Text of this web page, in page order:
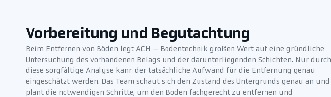
Vorbereitung und Begutachtung
Beim Entfernen von Böden legt ACH – Bodentechnik großen Wert auf eine gründliche
Untersuchung des vorhandenen Belags und der darunterliegenden Schichten. Nur durch
diese sorgfältige Analyse kann der tatsächliche Aufwand für die Entfernung genau
eingeschätzt werden. Das Team schaut sich den Zustand des Untergrunds genau an und
plant die notwendigen Schritte, um den Boden fachgerecht zu entfernen und